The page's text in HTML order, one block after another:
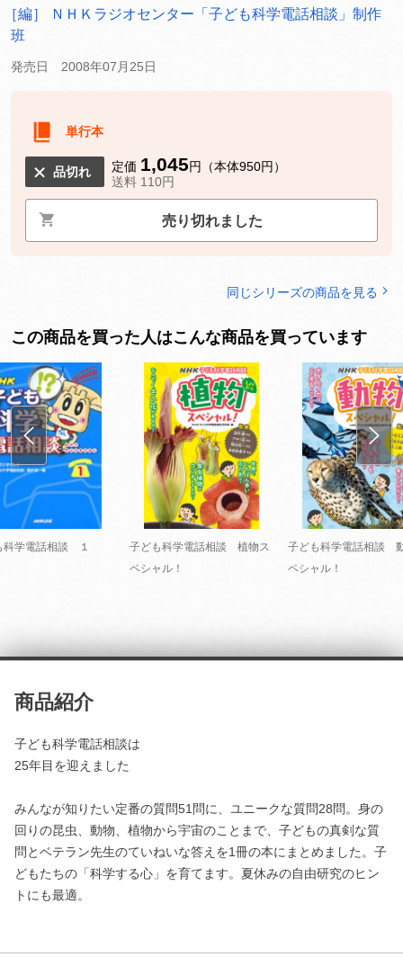
［編］ ＮＨＫラジオセンター「子ども科学電話相談」制作
班
発売日 2008年07月25日
単行本
品切れ 定価 1,045円（本体950円）
送料 110円
売り切れました
同じシリーズの商品を見る
この商品を買った人はこんな商品を買っています
科学電話相談 １
子ども科学電話相談 植物ス
ペシャル！
子ども科学電話相談
ペシャル！
商品紹介
子ども科学電話相談は
25年目を迎えました
みんなが知りたい定番の質問51問に、ユニークな質問28問。身の
回りの昆虫、動物、植物から宇宙のことまで、子どもの真剣な質
問とベテラン先生のていねいな答えを1冊の本にまとめました。子
どもたちの「科学する心」を育てます。夏休みの自由研究のヒン
トにも最適。